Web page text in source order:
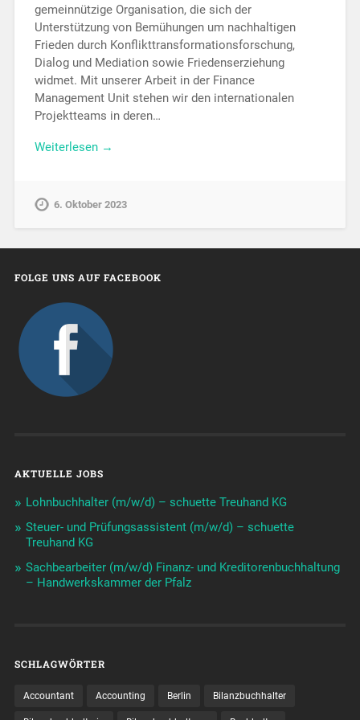
gemeinnützige Organisation, die sich der
Unterstützung von Bemühungen um nachhaltigen
Frieden durch Konflikttransformationsforschung,
Dialog und Mediation sowie Friedenserziehung
widmet. Mit unserer Arbeit in der Finance
Management Unit stehen wir den internationalen
Projektteams in deren…
Weiterlesen →
6. Oktober 2023
FOLGE UNS AUF FACEBOOK
AKTUELLE JOBS
Lohnbuchhalter (m/w/d) – schuette Treuhand KG
Steuer- und Prüfungsassistent (m/w/d) – schuette
Treuhand KG
Sachbearbeiter (m/w/d) Finanz- und Kreditorenbuchhaltung
– Handwerkskammer der Pfalz
SCHLAGWÖRTER
Accountant Accounting Berlin Bilanzbuchhalter